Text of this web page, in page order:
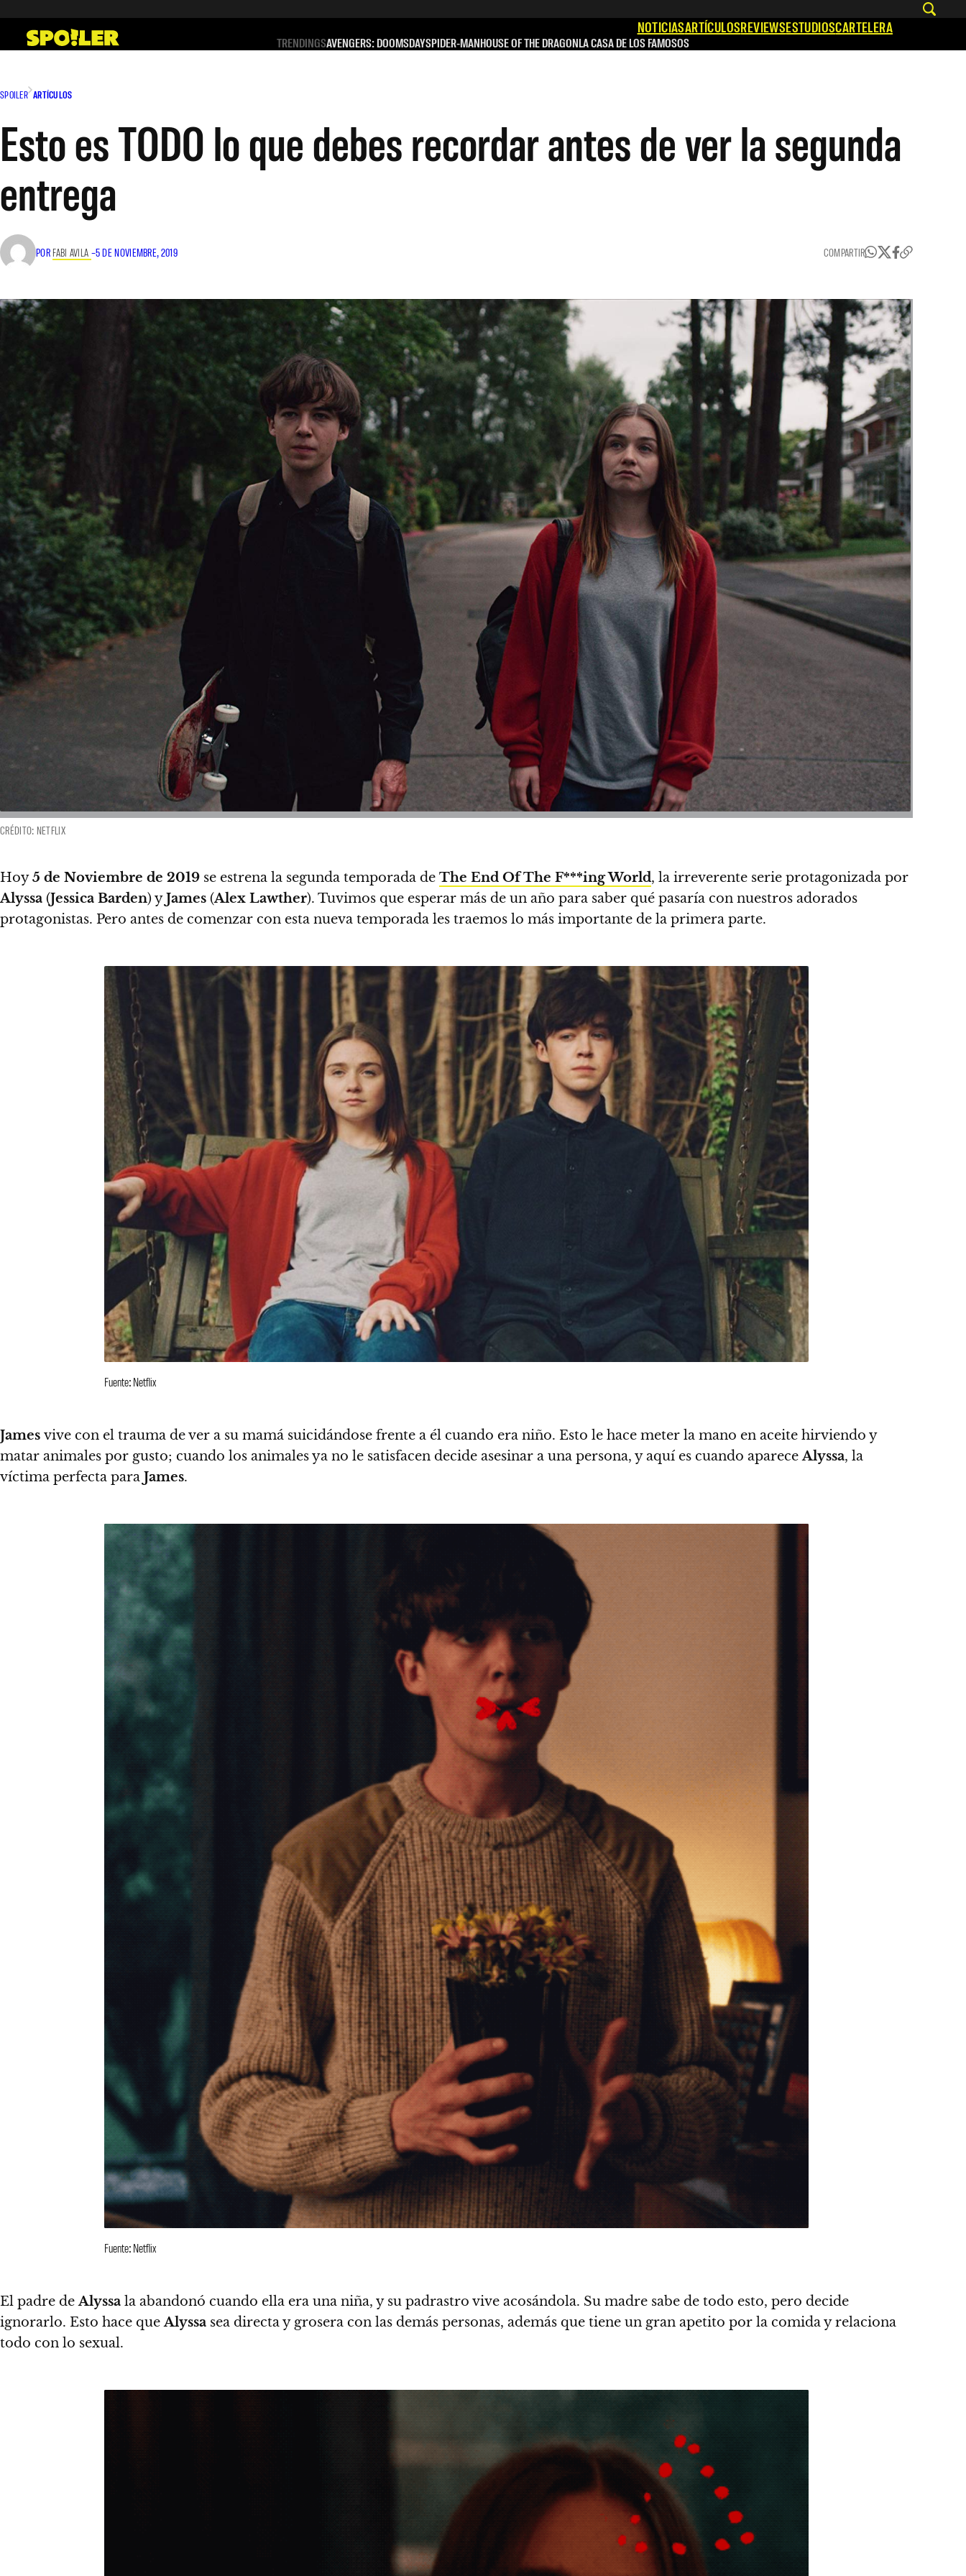
contenido
NOTICIASARTÍCULOSREVIEWSESTUDIOSCARTELERA
TRENDINGSAVENGERS: DOOMSDAYSPIDER-MANHOUSE OF THE DRAGONLA CASA DE LOS FAMOSOS
SPOILER ARTÍCULOS
Esto es TODO lo que debes recordar antes de ver la segunda
entrega
POR FABI AVILA –5 DE NOVIEMBRE, 2019 COMPARTIR
CRÉDITO: NETFLIX
Hoy5 de Noviembre de 2019 se estrena la segunda temporada de The End Of The F***ing World, la irreverente serie protagonizada por
Alyssa (Jessica Barden) yJames (Alex Lawther). Tuvimos que esperar más de un año para saber qué pasaría con nuestros adorados
protagonistas. Pero antes de comenzar con esta nueva temporada les traemos lo más importante de la primera parte.
Fuente: Netflix
James vive con el trauma de ver a su mamá suicidándose frente a él cuando era niño. Esto le hace meter la mano en aceite hirviendo y
matar animales por gusto; cuando los animales ya no le satisfacen decide asesinar a una persona, y aquí es cuando apareceAlyssa, la
víctima perfecta para James.
Fuente: Netflix
El padre deAlyssa la abandonó cuando ella era una niña, y su padrastro vive acosándola. Su madre sabe de todo esto, pero decide
ignorarlo. Esto hace queAlyssa sea directa y grosera con las demás personas, además que tiene un gran apetito por la comida y relaciona
todo con lo sexual.